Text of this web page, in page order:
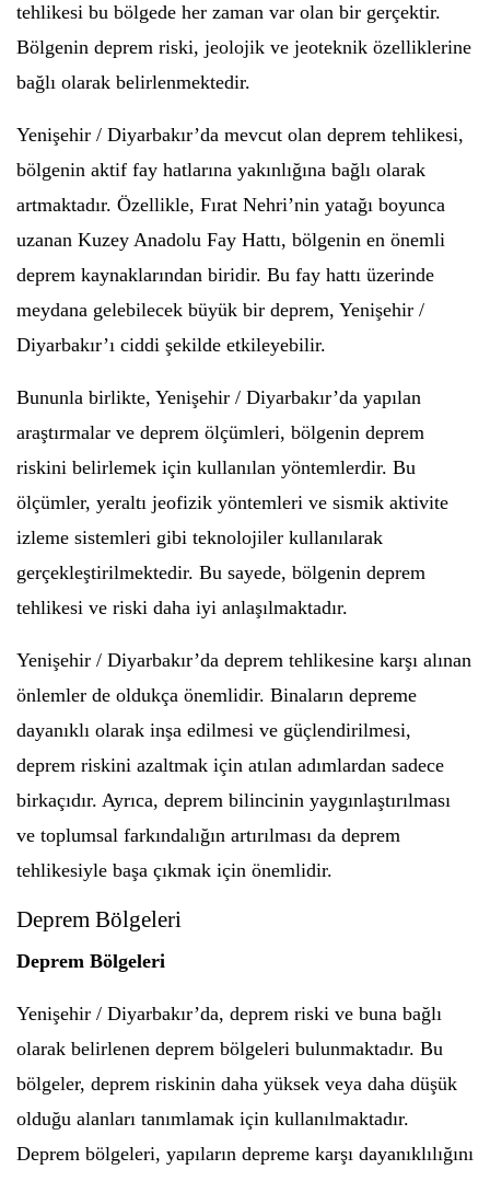
tehlikesi bu bölgede her zaman var olan bir gerçektir.
Bölgenin deprem riski, jeolojik ve jeoteknik özelliklerine
bağlı olarak belirlenmektedir.
Yenişehir / Diyarbakır’da mevcut olan deprem tehlikesi,
bölgenin aktif fay hatlarına yakınlığına bağlı olarak
artmaktadır. Özellikle, Fırat Nehri’nin yatağı boyunca
uzanan Kuzey Anadolu Fay Hattı, bölgenin en önemli
deprem kaynaklarından biridir. Bu fay hattı üzerinde
meydana gelebilecek büyük bir deprem, Yenişehir /
Diyarbakır’ı ciddi şekilde etkileyebilir.
Bununla birlikte, Yenişehir / Diyarbakır’da yapılan
araştırmalar ve deprem ölçümleri, bölgenin deprem
riskini belirlemek için kullanılan yöntemlerdir. Bu
ölçümler, yeraltı jeofizik yöntemleri ve sismik aktivite
izleme sistemleri gibi teknolojiler kullanılarak
gerçekleştirilmektedir. Bu sayede, bölgenin deprem
tehlikesi ve riski daha iyi anlaşılmaktadır.
Yenişehir / Diyarbakır’da deprem tehlikesine karşı alınan
önlemler de oldukça önemlidir. Binaların depreme
dayanıklı olarak inşa edilmesi ve güçlendirilmesi,
deprem riskini azaltmak için atılan adımlardan sadece
birkaçıdır. Ayrıca, deprem bilincinin yaygınlaştırılması
ve toplumsal farkındalığın artırılması da deprem
tehlikesiyle başa çıkmak için önemlidir.
Deprem Bölgeleri
Deprem Bölgeleri
Yenişehir / Diyarbakır’da, deprem riski ve buna bağlı
olarak belirlenen deprem bölgeleri bulunmaktadır. Bu
bölgeler, deprem riskinin daha yüksek veya daha düşük
olduğu alanları tanımlamak için kullanılmaktadır.
Deprem bölgeleri, yapıların depreme karşı dayanıklılığını